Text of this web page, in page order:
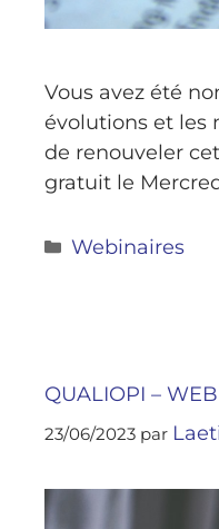
Vous avez été
évolutions et les
de renouveler
gratuit le
Webinaires
QUALIOPI –
23/06/2023 par